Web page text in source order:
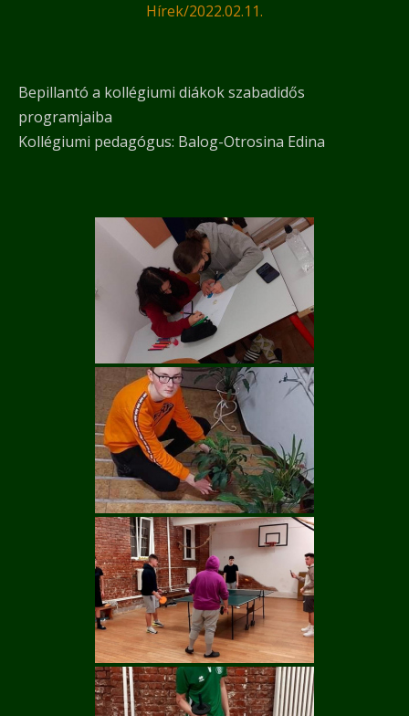
Hírek/2022.02.11.
Bepillantó a kollégiumi diákok szabadidős
programjaiba
Kollégiumi pedagógus: Balog-Otrosina Edina